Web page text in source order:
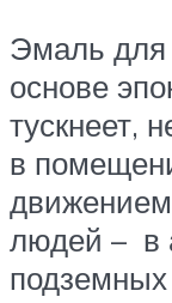
Эмаль для
основе
тускнеет,
в
движением
людей – в
подземных